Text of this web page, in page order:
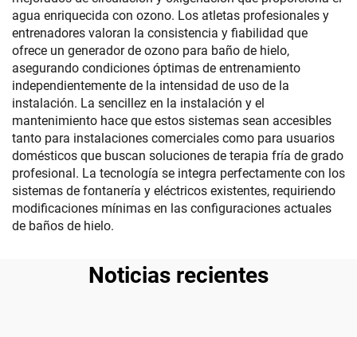
agua enriquecida con ozono. Los atletas profesionales y
entrenadores valoran la consistencia y fiabilidad que
ofrece un generador de ozono para baño de hielo,
asegurando condiciones óptimas de entrenamiento
independientemente de la intensidad de uso de la
instalación. La sencillez en la instalación y el
mantenimiento hace que estos sistemas sean accesibles
tanto para instalaciones comerciales como para usuarios
domésticos que buscan soluciones de terapia fría de grado
profesional. La tecnología se integra perfectamente con los
sistemas de fontanería y eléctricos existentes, requiriendo
modificaciones mínimas en las configuraciones actuales
de baños de hielo.
Noticias recientes